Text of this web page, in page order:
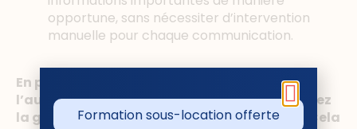
opportune, sans nécessiter d’intervention
manuelle pour chaque communication.
En prenant ces mesures initiales vers
l’automatisation avec Beds24, vous simplifiez
la gestion de vos locations courtes durées. Cela
Formation sous-location offerte